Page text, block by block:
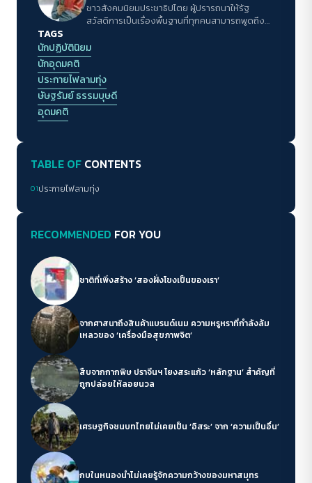
ชาวสังคมนิยมประชาธิปไตย ผู้ปรารถนาให้รัฐ
สวัสดิการเป็นเรื่องพื้นฐานที่ทุกคนสามารถพูดถึง
TAGS
นักปฏิบัตินิยม
นักอุดมคติ
ประกายไฟลามทุ่ง
ษัษฐรัมย์ ธรรมบุษดี
อุดมคติ
TABLE OF CONTENTS
01ประกายไฟลามทุ่ง
RECOMMENDED FOR YOU
ชาติที่เพิ่งสร้าง ‘สองฝั่งโขงเป็นของเรา’
จากศาสนาถึงสินค้าแบรนด์เนม ความหรูหราที่กำลังล้ม
เหลวของ ‘เครื่องมือสุขภาพจิต’
สืบจากกากพิษ ปราจีนฯ โยงสระแก้ว ‘หลักฐาน’ สำคัญที่
ถูกปล่อยให้ลอยนวล
เศรษฐกิจชนบทไทยไม่เคยเป็น ‘อิสระ’ จาก ‘ความเป็นอื่น’
กบในหนองน้ำไม่เคยรู้จักความกว้างของมหาสมุทร